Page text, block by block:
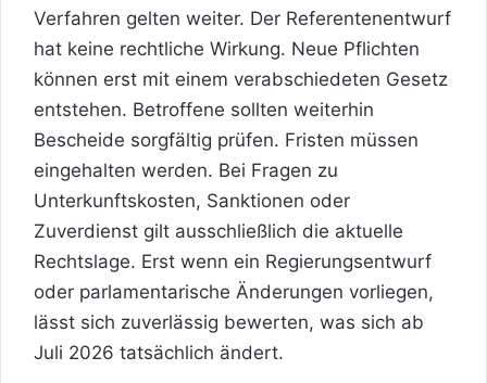
Verfahren gelten weiter. Der Referentenentwurf
hat keine rechtliche Wirkung. Neue Pflichten
können erst mit einem verabschiedeten Gesetz
entstehen. Betroffene sollten weiterhin
Bescheide sorgfältig prüfen. Fristen müssen
eingehalten werden. Bei Fragen zu
Unterkunftskosten, Sanktionen oder
Zuverdienst gilt ausschließlich die aktuelle
Rechtslage. Erst wenn ein Regierungsentwurf
oder parlamentarische Änderungen vorliegen,
lässt sich zuverlässig bewerten, was sich ab
Juli 2026 tatsächlich ändert.